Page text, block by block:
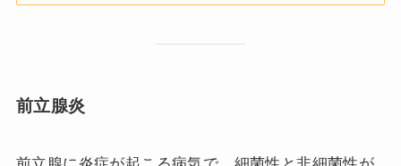
前立腺炎